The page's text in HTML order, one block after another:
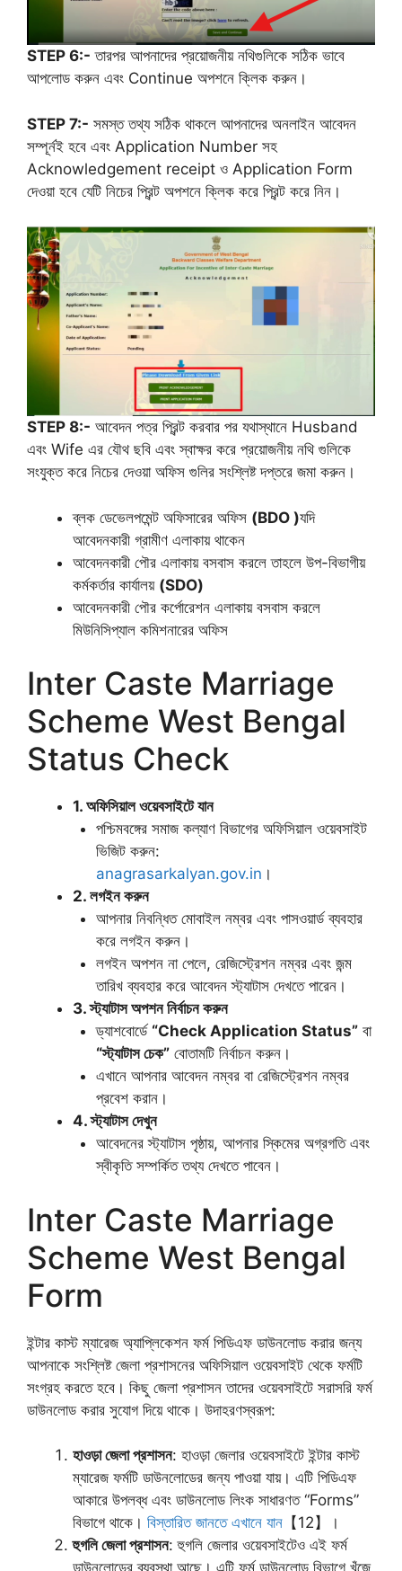
STEP 6:- তারপর আপনাদের প্রয়োজনীয় নথিগুলিকে সঠিক ভাবে
আপলোড করুন এবং Continue অপশনে ক্লিক করুন।
STEP 7:- সমস্ত তথ্য সঠিক থাকলে আপনাদের অনলাইন আবেদন
সম্পূর্নই হবে এবং Application Number সহ
Acknowledgement receipt ও Application Form
দেওয়া হবে যেটি নিচের প্রিন্ট অপশনে ক্লিক করে প্রিন্ট করে নিন।
STEP 8:- আবেদন পত্র প্রিন্ট করবার পর যথাস্থানে Husband
এবং Wife এর যৌথ ছবি এবং স্বাক্ষর করে প্রয়োজনীয় নথি গুলিকে
সংযুক্ত করে নিচের দেওয়া অফিস গুলির সংশ্লিষ্ট দপ্তরে জমা করুন।
ব্লক ডেভেলপমেন্ট অফিসারের অফিস (BDO )যদি
আবেদনকারী গ্রামীণ এলাকায় থাকেন
আবেদনকারী পৌর এলাকায় বসবাস করলে তাহলে উপ-বিভাগীয়
কর্মকর্তার কার্যালয় (SDO)
আবেদনকারী পৌর কর্পোরেশন এলাকায় বসবাস করলে
মিউনিসিপ্যাল ​​কমিশনারের অফিস
Inter Caste Marriage
Scheme West Bengal
Status Check
1. অফিসিয়াল ওয়েবসাইটে যান
পশ্চিমবঙ্গের সমাজ কল্যাণ বিভাগের অফিসিয়াল ওয়েবসাইট
ভিজিট করুন:
anagrasarkalyan.gov.in ।
2. লগইন করুন
আপনার নিবন্ধিত মোবাইল নম্বর এবং পাসওয়ার্ড ব্যবহার
করে লগইন করুন।
লগইন অপশন না পেলে, রেজিস্ট্রেশন নম্বর এবং জন্ম
তারিখ ব্যবহার করে আবেদন স্ট্যাটাস দেখতে পারেন।
3. স্ট্যাটাস অপশন নির্বাচন করুন
ড্যাশবোর্ডে “Check Application Status”বা
“স্ট্যাটাস চেক”বোতামটি নির্বাচন করুন।
এখানে আপনার আবেদন নম্বর বা রেজিস্ট্রেশন নম্বর
প্রবেশ করান।
4. স্ট্যাটাস দেখুন
আবেদনের স্ট্যাটাস পৃষ্ঠায়, আপনার স্কিমের অগ্রগতি এবং
স্বীকৃতি সম্পর্কিত তথ্য দেখতে পাবেন।
Inter Caste Marriage
Scheme West Bengal
Form
ইন্টার কাস্ট ম্যারেজ অ্যাপ্লিকেশন ফর্ম পিডিএফ ডাউনলোড করার জন্য
আপনাকে সংশ্লিষ্ট জেলা প্রশাসনের অফিসিয়াল ওয়েবসাইট থেকে ফর্মটি
সংগ্রহ করতে হবে। কিছু জেলা প্রশাসন তাদের ওয়েবসাইটে সরাসরি ফর্ম
ডাউনলোড করার সুযোগ দিয়ে থাকে। উদাহরণস্বরূপ:
হাওড়া জেলা প্রশাসন: হাওড়া জেলার ওয়েবসাইটে ইন্টার কাস্ট
ম্যারেজ ফর্মটি ডাউনলোডের জন্য পাওয়া যায়। এটি পিডিএফ
আকারে উপলব্ধ এবং ডাউনলোড লিংক সাধারণত “Forms”
বিভাগে থাকে। বিস্তারিত জানতে এখানে যান 【12】।
হুগলি জেলা প্রশাসন: হুগলি জেলার ওয়েবসাইটেও এই ফর্ম